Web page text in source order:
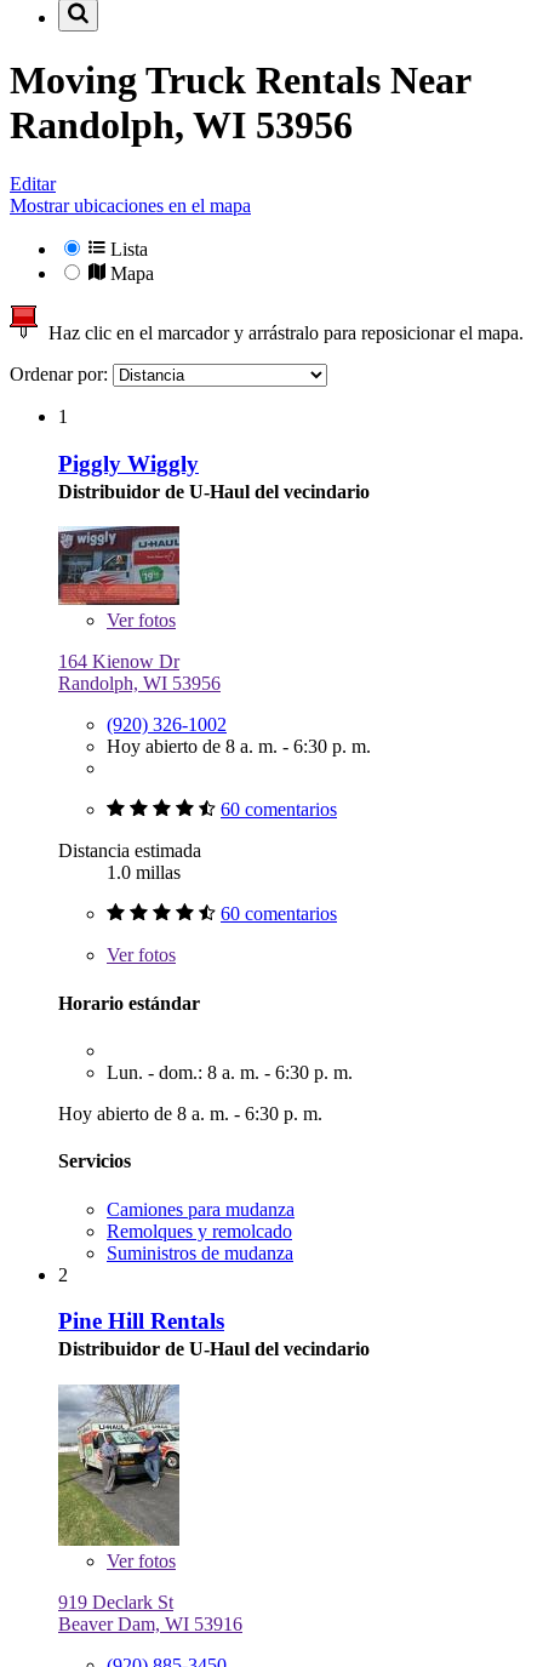
Moving Truck Rentals Near
Randolph, WI 53956
Editar
Mostrar ubicaciones en el mapa
Lista
Mapa
Haz clic en el marcador y arrástralo para reposicionar el mapa.
Ordenar por:
1
Piggly Wiggly
Distribuidor de U-Haul del vecindario
Verfotos
164 Kienow Dr
Randolph, WI 53956
(920) 326-1002
Hoy abierto de 8 a. m. - 6:30 p. m.
60 comentarios
Distancia estimada
1.0 millas
60 comentarios
Verfotos
Horario estándar
Lun. - dom.: 8 a. m. - 6:30 p. m.
Hoy abierto de 8 a. m. - 6:30 p. m.
Servicios
Camiones para mudanza
Remolques y remolcado
Suministros de mudanza
2
Pine Hill Rentals
Distribuidor de U-Haul del vecindario
Verfotos
919 Declark St
Beaver Dam, WI 53916